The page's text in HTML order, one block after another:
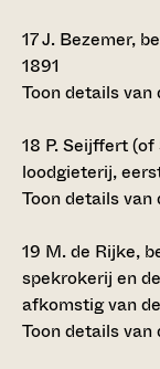
17J. Bezemer,
1891
Toon details
18 P. Seijffert
loodgieterij,
Toon details
19 M. de Rijke,
spekrokerij en
afkomstig van
Toon details